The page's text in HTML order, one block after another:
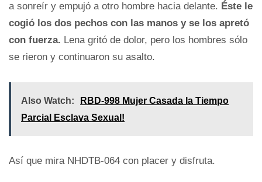
a sonreír y empujó a otro hombre hacia delante. Éste le
cogió los dos pechos con las manos y se los apretó
con fuerza. Lena gritó de dolor, pero los hombres sólo
se rieron y continuaron su asalto.
Also Watch:
RBD-998 Mujer Casada Ia Tiempo
Parcial Esclava Sexual!
Así que mira NHDTB-064 con placer y disfruta.